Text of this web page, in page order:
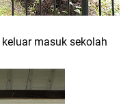
masuk sekolah